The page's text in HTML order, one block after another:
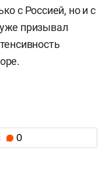
с Россией, но и с
призывал
0